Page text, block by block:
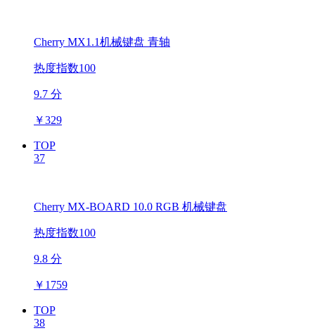
Cherry MX1.1机械键盘 青轴
热度指数100
9.7 分
￥329
TOP
37
Cherry MX-BOARD 10.0 RGB 机械键盘
热度指数100
9.8 分
￥ 1759
TOP
38